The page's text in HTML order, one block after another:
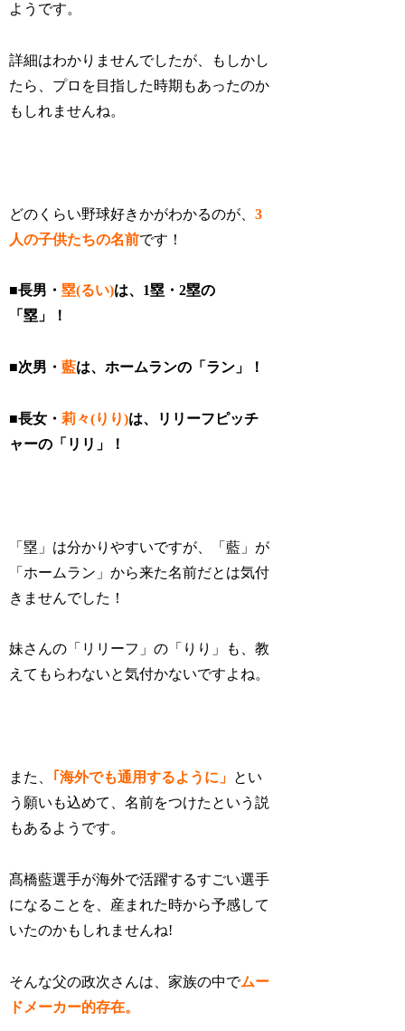
ようです。
詳細はわかりませんでしたが、もしかし
たら、プロを目指した時期もあったのか
もしれませんね。
どのくらい野球好きかがわかるのが、3
人の子供たちの名前です！
■長男・塁(るい)は、1塁・2塁の
「塁」！
■次男・藍は、ホームランの「ラン」！
■長女・ 莉々(りり)は、リリーフピッチ
ャーの「リリ」！
「塁」は分かりやすいですが、「藍」が
「ホームラン」から来た名前だとは気付
きませんでした！
妹さんの「リリーフ」の「りり」も、教
えてもらわないと気付かないですよね。
また、 ｢海外でも通用するように」 とい
う願いも込めて、名前をつけたという説
もあるようです。
髙橋藍選手が海外で活躍するすごい選手
になることを、産まれた時から予感して
いたのかもしれませんね!
そんな父の政次さんは、家族の中でムー
ドメーカー的存在。